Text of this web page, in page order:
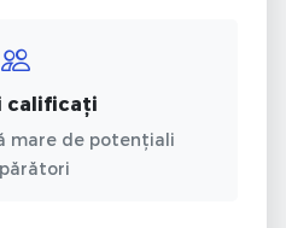
calificați
mare de potențiali